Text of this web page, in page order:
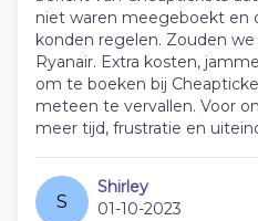
niet waren meegeboekt en
konden regelen. Zouden
Ryanair. Extra kosten,
om te boeken bij
meteen te vervallen. Voor
meer tijd, frustratie en
S
Shirley
01-10-2023